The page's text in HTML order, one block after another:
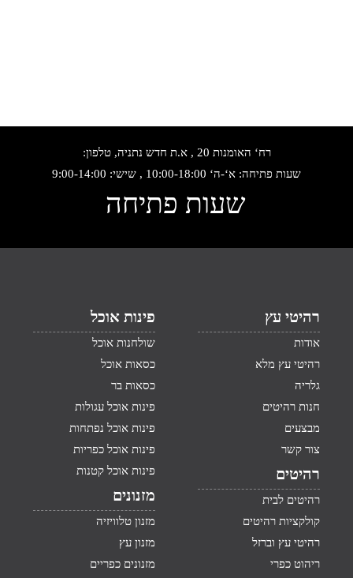
רח‘ האומנות 20 , א.ת חדש נתניה, טלפון:
שעות פתיחה: א‘-ה‘ 10:00-18:00 , שישי: 9:00-14:00
שעות פתיחה
רהיטי עץ
אודות
רהיטי עץ מלא
גלריה
חנות רהיטים
מבצעים
צור קשר
רהיטים
רהיטים לבית
קולקציות רהיטים
רהיטי עץ וברזל
ריהוט כפרי
פינות אוכל
שולחנות אוכל
כסאות אוכל
כסאות בר
פינות אוכל עגולות
פינות אוכל נפתחות
פינות אוכל כפריות
פינות אוכל קטנות
מזנונים
מזנון טלוויזיה
מזנון עץ
מזנונים כפריים